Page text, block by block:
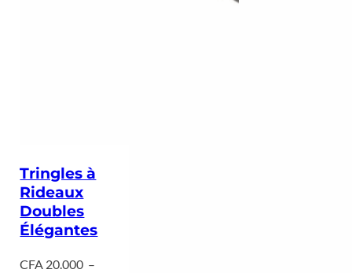
Tringles à
Rideaux
Doubles
Élégantes
CFA 20.000 –